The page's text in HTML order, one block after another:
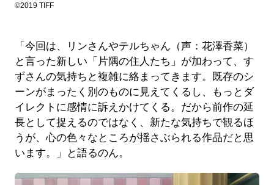
©2019 TIFF
「今回は、リンさんやテルちゃん（声：花澤香菜）
と言った新しい「片隅の住人たち」が加わって、す
ずさんの気持ちと複雑に絡まってきます。既存のシ
ーンがまったく別のものに見えてくるし、もっとダ
イレクトに感情に訴えかけてくる。だから前作の延
長として捉えるのではなく、新たな気持ちで観るほ
うが、心の色々なところが揺さぶられる作品だと思
います。」と語るのん。